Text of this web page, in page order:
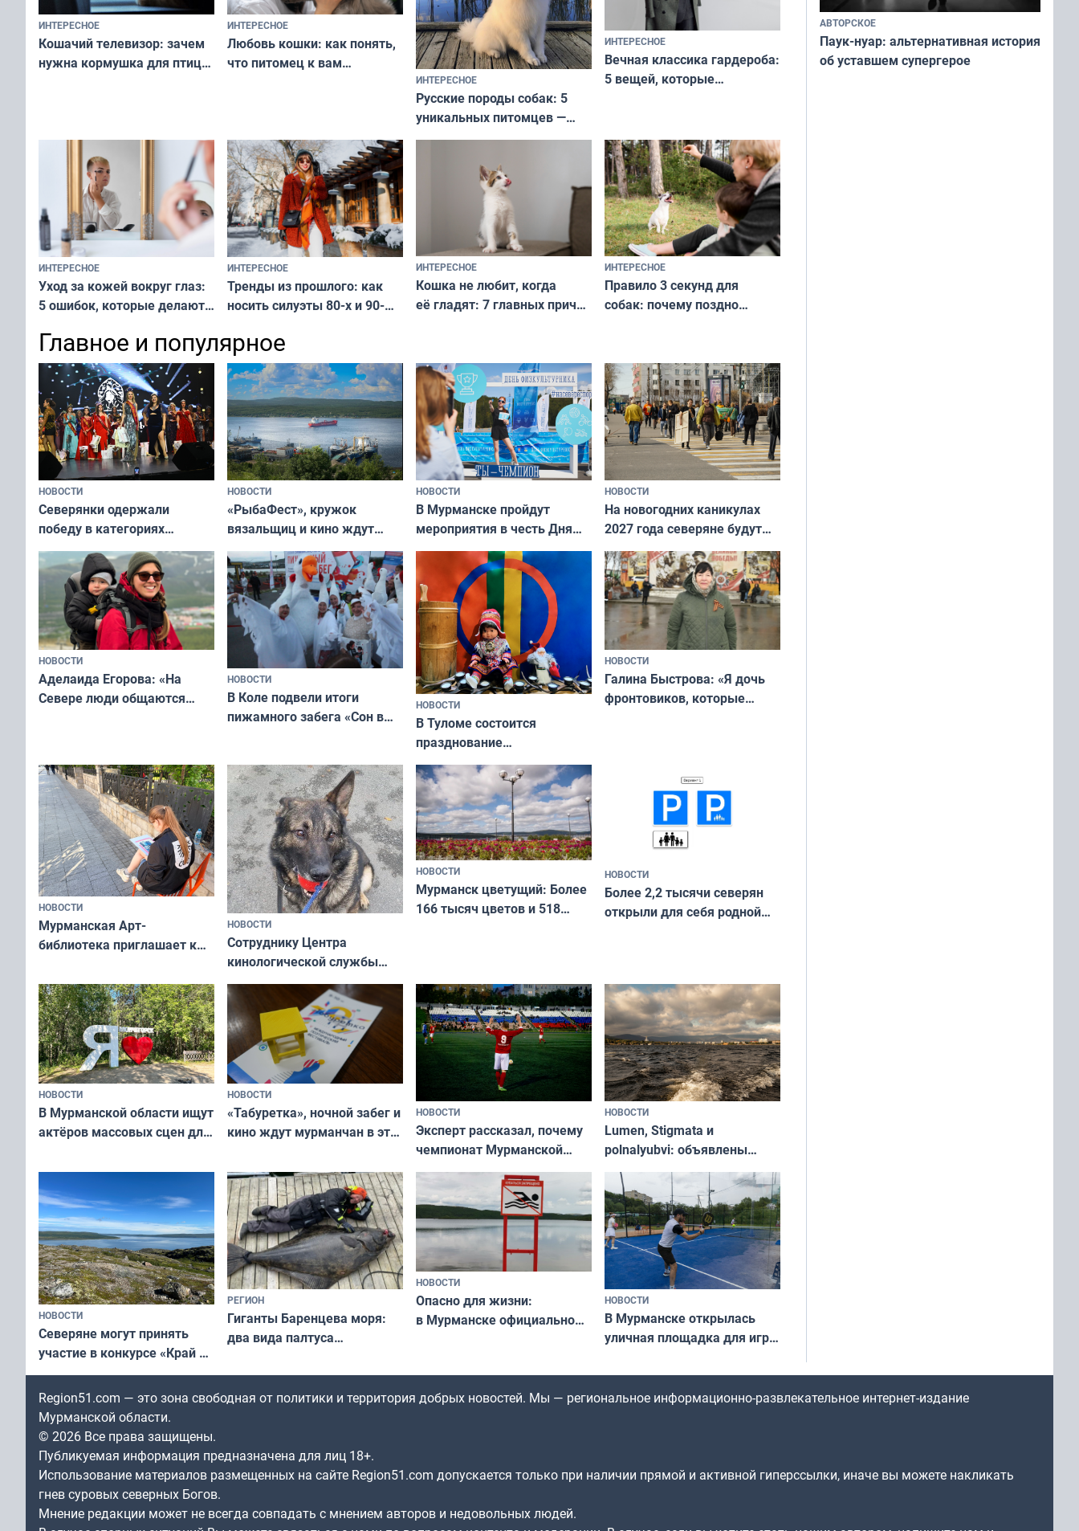
ИНТЕРЕСНОЕ
Кошачий телевизор: зачем
нужна кормушка для птиц
ИНТЕРЕСНОЕ
Любовь кошки: как понять,
что питомец к вам
ИНТЕРЕСНОЕ
Русские породы собак: 5
уникальных питомцев —
национальные сокровища
и характером
ИНТЕРЕСНОЕ
Вечная классика гардероба:
5 вещей, которые
и актуально в любой сезон
ИНТЕРЕСНОЕ
Уход за кожей вокруг глаз:
5 ошибок, которые делают
и вернуть свежий взгляд
без дорогих средств
ИНТЕРЕСНОЕ
Тренды из прошлого: как
носить силуэты 80-х и 90-
современно и стильно без
переплат
ИНТЕРЕСНОЕ
Кошка не любит, когда
её гладят: 7 главных причин
независимому питомцу
ИНТЕРЕСНОЕ
Правило 3 секунд для
собак: почему поздно
питомцу всё сразу и без
криков
Главное и популярное
НОВОСТИ
Северянки одержали
победу в категориях
всероссийского конкурса
«Мисс и Миссис Великая
Русь»
НОВОСТИ
«РыбаФест», кружок
вязальщиц и кино ждут
мурманчан в эти выходные
НОВОСТИ
В Мурманске пройдут
мероприятия в честь Дня
физкультурника
НОВОСТИ
На новогодних каникулах
2027 года северяне будут
отдыхать 11 дней
НОВОСТИ
Аделаида Егорова: «На
Севере люди общаются
НОВОСТИ
В Коле подвели итоги
пижамного забега «Сон в
НОВОСТИ
В Туломе состоится
празднование
Международного дня
коренных народов мира
НОВОСТИ
Галина Быстрова: «Я дочь
фронтовиков, которые
НОВОСТИ
Мурманская Арт-
библиотека приглашает к
и фотографов
НОВОСТИ
Сотруднику Центра
кинологической службы
ищут новый дом
НОВОСТИ
Мурманск цветущий: Более
166 тысяч цветов и 518
НОВОСТИ
Более 2,2 тысячи северян
открыли для себя родной
НОВОСТИ
В Мурманской области ищут
актёров массовых сцен для
короткометражном фильме
НОВОСТИ
«Табуретка», ночной забег и
кино ждут мурманчан в эти
НОВОСТИ
Эксперт рассказал, почему
чемпионат Мурманской
области по футболу остался
незамеченным
НОВОСТИ
Lumen, Stigmata и
polnalyubvi: объявлены
хедлайнеры фестиваля
«Имандра» в 2026 года
НОВОСТИ
Северяне могут принять
участие в конкурсе «Край у
северной границы: фотогид
по Печенгскому округу»
РЕГИОН
Гиганты Баренцева моря:
два вида палтуса
НОВОСТИ
Опасно для жизни:
в Мурманске официально
НОВОСТИ
В Мурманске открылась
уличная площадка для игры
АВТОРСКОЕ
Паук-нуар: альтернативная история
об уставшем супергерое
Region51.com — это зона свободная от политики и территория добрых новостей. Мы — региональное информационно-развлекательное интернет-издание
Мурманской области.
© 2026 Все права защищены.
Публикуемая информация предназначена для лиц 18+.
Использование материалов размещенных на сайте Region51.com допускается только при наличии прямой и активной гиперссылки, иначе вы можете накликать
гнев суровых северных Богов.
Мнение редакции может не всегда совпадать с мнением авторов и недовольных людей.